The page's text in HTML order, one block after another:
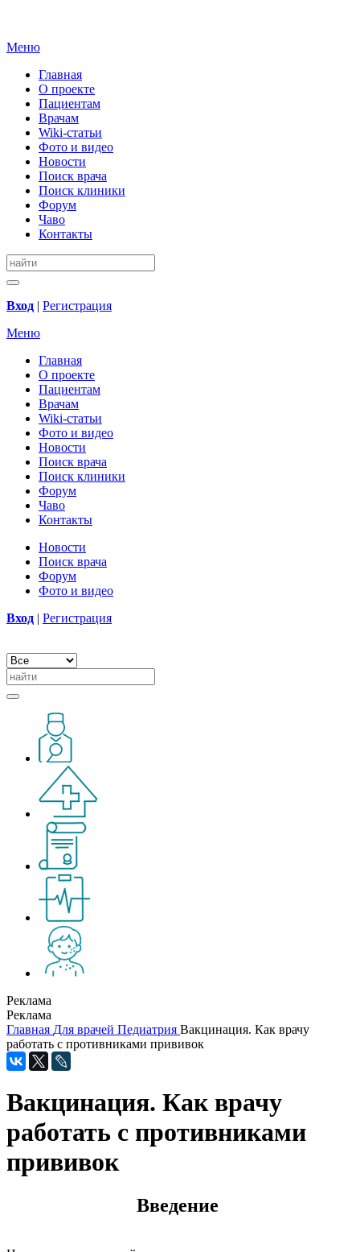
Меню
Главная
О проекте
Пациентам
Врачам
Wiki-статьи
Фото и видео
Новости
Поиск врача
Поиск клиники
Форум
Чаво
Контакты
Вход | Регистрация
Меню
Главная
О проекте
Пациентам
Врачам
Wiki-статьи
Фото и видео
Новости
Поиск врача
Поиск клиники
Форум
Чаво
Контакты
Новости
Поиск врача
Форум
Фото и видео
Вход | Регистрация
Реклама
Реклама
Главная Для врачей Педиатрия Вакцинация. Как врачу
работать с противниками прививок
Вакцинация. Как врачу
работать с противниками
прививок
Введение